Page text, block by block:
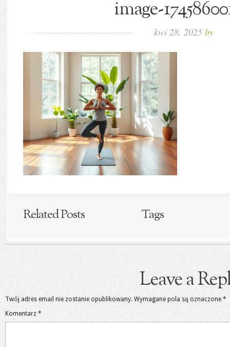
image-
kwi 28, 2025 by
Related Posts Tags
Leave a
Twój adres email nie zostanie opublikowany. Wymagane pola są oznaczone *
Komentarz *